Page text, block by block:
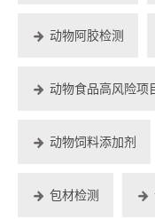
动物阿胶检测
动物食品高风险项
动物饲料添加剂
包材检测